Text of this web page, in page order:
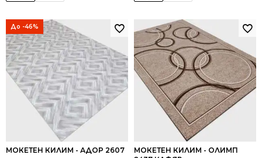
До -46%
МОКЕТЕН КИЛИМ - АДОР 2607
МОКЕТЕН КИЛИМ - ОЛИМП